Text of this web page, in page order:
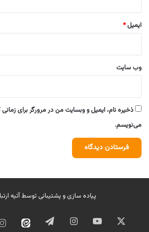
ایمیل*
وب‌ سایت
ذخیره نام، ایمیل و وبسایت من در مرورگر برای
می‌نویسم.
پیاده سازی و پشتیبانی توسطآتیه
ایکس یوتیوب اینستاگرامتلگرام ایتا